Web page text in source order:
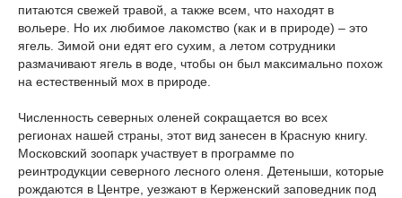
питаются свежей травой, а также всем, что находят в
вольере. Но их любимое лакомство (как и в природе) – это
ягель. Зимой они едят его сухим, а летом сотрудники
размачивают ягель в воде, чтобы он был максимально похож
на естественный мох в природе.
Численность северных оленей сокращается во всех
регионах нашей страны, этот вид занесен в Красную книгу.
Московский зоопарк участвует в программе по
реинтродукции северного лесного оленя. Детеныши, которые
рождаются в Центре, уезжают в Керженский заповедник под